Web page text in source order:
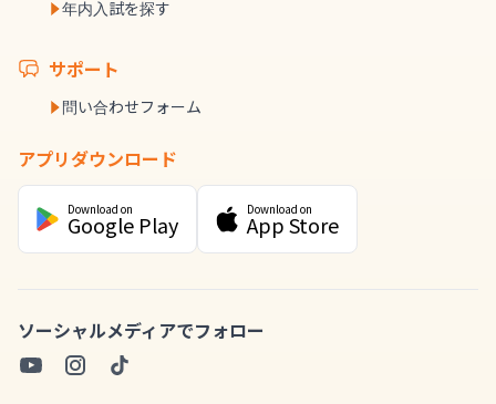
年内入試を探す
サポート
問い合わせフォーム
アプリダウンロード
Download on
Google Play
Download on
App Store
ソーシャルメディアでフォロー